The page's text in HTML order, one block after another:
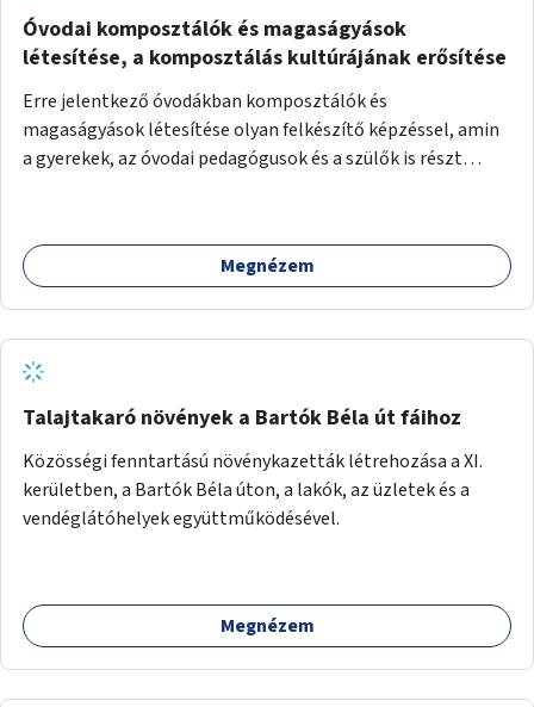
Óvodai komposztálók és magaságyások
létesítése, a komposztálás kultúrájának erősítése
Erre jelentkező óvodákban komposztálók és
magaságyások létesítése olyan felkészítő képzéssel, amin
a gyerekek, az óvodai pedagógusok és a szülők is részt
Megnézem
Talajtakaró növények a Bartók Béla út fáihoz
Közösségi fenntartású növénykazetták létrehozása a XI.
kerületben, a Bartók Béla úton, a lakók, az üzletek és a
vendéglátóhelyek együttműködésével.
Megnézem